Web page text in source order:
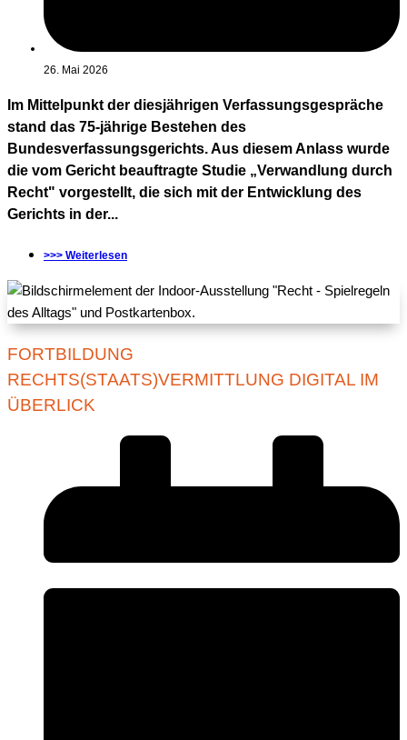
26. Mai 2026
Im Mittelpunkt der diesjährigen Verfassungsgespräche
stand das 75-jährige Bestehen des
Bundesverfassungsgerichts. Aus diesem Anlass wurde
die vom Gericht beauftragte Studie „Verwandlung durch
Recht" vorgestellt, die sich mit der Entwicklung des
Gerichts in der...
>>> Weiterlesen
FORTBILDUNG
RECHTS(STAATS)VERMITTLUNG DIGITAL IM
ÜBERLICK